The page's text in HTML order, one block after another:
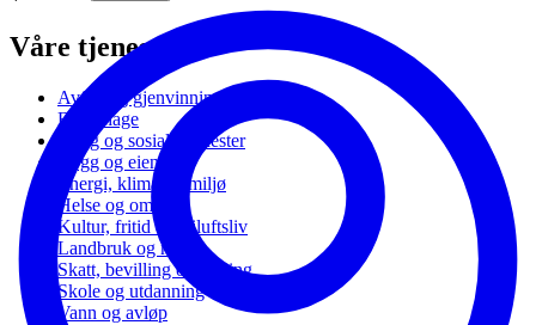
Våre tjenester
Avfall og gjenvinning
Barnehage
Bolig og sosiale tjenester
Bygg og eiendom
Energi, klima og miljø
Helse og omsorg
Kultur, fritid og friluftsliv
Landbruk og natur
Skatt, bevilling og næring
Skole og utdanning
Vann og avløp